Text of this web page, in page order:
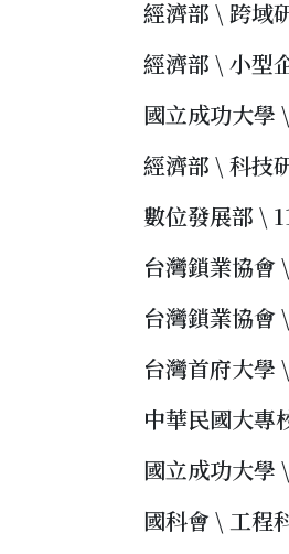
經濟部 \ 跨域
經濟部 \ 小型
國立成功大學
經濟部 \ 科技
數位發展部 \
台灣鎖業協會
台灣鎖業協會
台灣首府大學
中華民國大專
國立成功大學
國科會 \ 工程